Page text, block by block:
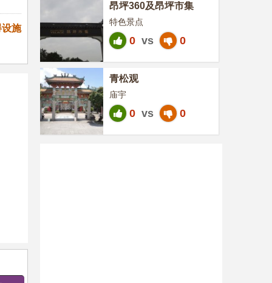
施
昂坪360及昂坪市集
特色景点
0 vs 0
青松观
庙宇
0 vs 0